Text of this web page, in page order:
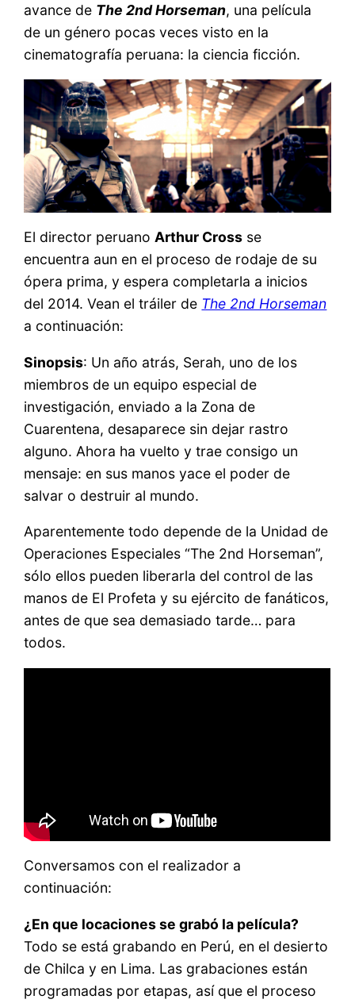
avance de The 2nd Horseman, una película
de un género pocas veces visto en la
cinematografía peruana: la ciencia ficción.
El director peruano Arthur Cross se
encuentra aun en el proceso de rodaje de su
ópera prima, y espera completarla a inicios
del 2014. Vean el tráiler de The 2nd Horseman
a continuación:
Sinopsis: Un año atrás, Serah, uno de los
miembros de un equipo especial de
investigación, enviado a la Zona de
Cuarentena, desaparece sin dejar rastro
alguno. Ahora ha vuelto y trae consigo un
mensaje: en sus manos yace el poder de
salvar o destruir al mundo.
Aparentemente todo depende de la Unidad de
Operaciones Especiales “The 2nd Horseman”,
sólo ellos pueden liberarla del control de las
manos de El Profeta y su ejército de fanáticos,
antes de que sea demasiado tarde… para
todos.
Conversamos con el realizador a
continuación:
¿En que locaciones se grabó la película?
Todo se está grabando en Perú, en el desierto
de Chilca y en Lima. Las grabaciones están
programadas por etapas, así que el proceso